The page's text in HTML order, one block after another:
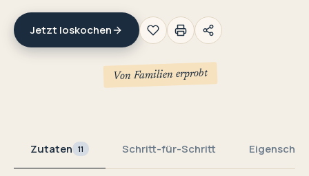
Jetzt loskochen
Von Familien erprobt
Zutaten 11 Schritt-für-Schritt